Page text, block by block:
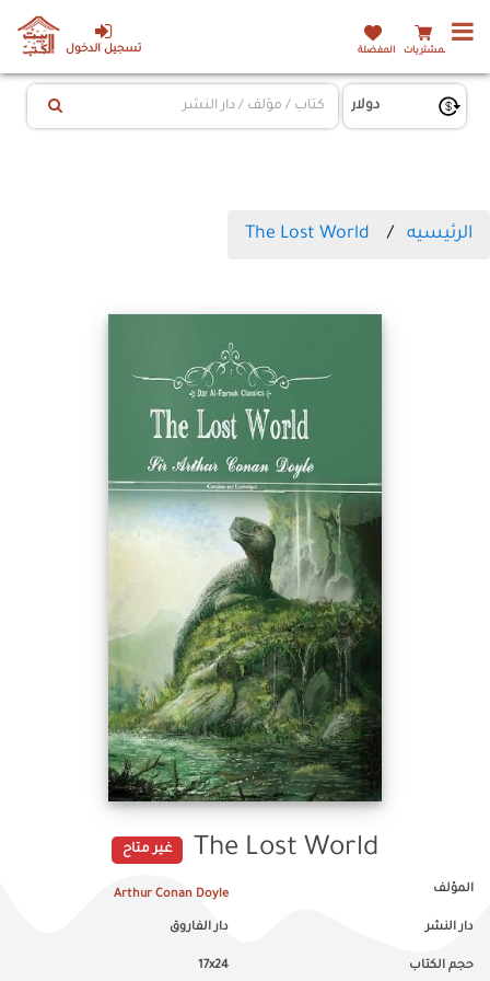
تسجيل الدخول المشتريات المفضلة
الرئيسيه The Lost World
The Lost World غير متاح
المؤلف Arthur Conan Doyle
دار النشر دار الفاروق
حجم الكتاب 17x24